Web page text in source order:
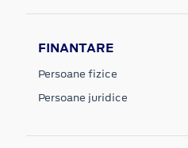
FINANTARE
Persoane fizice
Persoane juridice